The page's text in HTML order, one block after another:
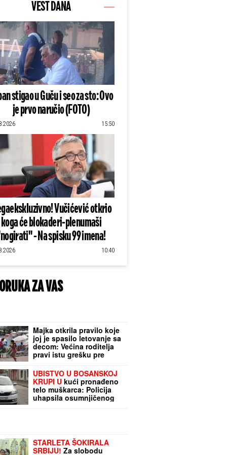
VEST DANA
stigao u Guču i seo za sto: Ovo
je prvo naručio (FOTO)
15:50
Vučićević otkrio
koga će blokaderi-plenumaši
- Na spisku 99 imena!
10:40
ZA VAS
Majka otkrila pravilo koje
joj je spasilo letovanje sa
decom: Većina roditelja
pravi istu grešku pre
UBISTVO U BOSANSKOJ
KRUPI U kući pronađeno
telo muškarca: Policija
uhapsila osumnjičenog
STARLETA ŠOKIRALA
SRBIJU! Za slobodu